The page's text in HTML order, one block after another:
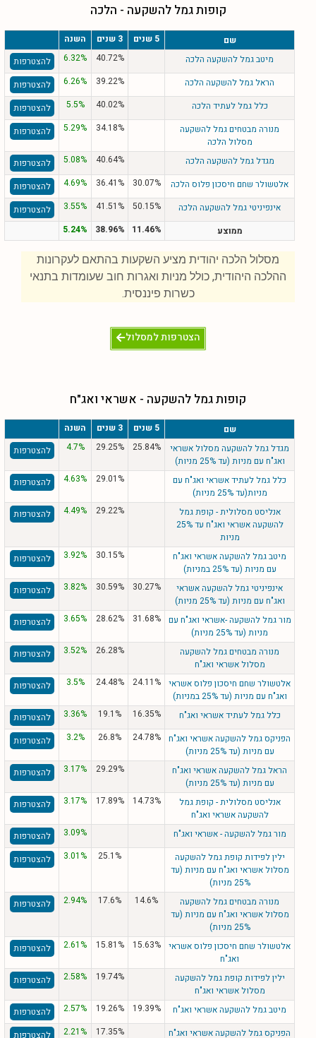
קופות גמל להשקעה - הלכה
שם 5 שנים 3 שנים
השנה
מיטב גמל להשקעה הלכה
40.72%
6.32%
להצטרפות
הראל גמל להשקעה הלכה
39.22%
6.26%
להצטרפות
כלל גמל לעתיד הלכה
40.02%
5.5%
להצטרפות
מנורה מבטחים גמל להשקעה
מסלול הלכה
34.18%
5.29% להצטרפות
מגדל גמל להשקעה הלכה 40.64%
5.08%
להצטרפות
אלטשולר שחם חיסכון פלוס הלכה
30.07%
36.41%
4.69%
להצטרפות
אינפיניטי גמל להשקעה הלכה
50.15%
41.51%
3.55%
להצטרפות
ממוצע
11.46%
38.96%
5.24%
מסלול הלכה יהודית מציע השקעות בהתאם לעקרונות
ההלכה היהודית, כולל מניות ואגרות חוב שעומדות בתנאי
כשרות פיננסית.
הצטרפות למסלול
קופות גמל להשקעה - אשראי ואג"ח
שם 5 שנים 3 שנים
השנה
מגדל גמל להשקעה מסלול אשראי
ואג"ח עם מניות (עד 25% מניות)
25.84%
29.25%
4.7% להצטרפות
כלל גמל לעתיד אשראי ואג"ח עם
מניות(עד 25% מניות)
29.01%
4.63% להצטרפות
אנליסט מסלולית - קופת גמל
להשקעה אשראי ואג"ח עד 25%
מניות
29.22%
4.49% להצטרפות
מיטב גמל להשקעה אשראי ואג"ח
עם מניות (עד 25% במניות)
30.15%
3.92% להצטרפות
אינפיניטי גמל להשקעה אשראי
ואג"ח עם מניות (עד 25% מניות)
30.27%
30.59%
3.82% להצטרפות
מור גמל להשקעה -אשראי ואג"ח עם
מניות (עד 25% מניות)
31.68%
28.62%
3.65% להצטרפות
מנורה מבטחים גמל להשקעה
מסלול אשראי ואג"ח
26.28%
3.52% להצטרפות
אלטשולר שחם חיסכון פלוס אשראי
ואג"ח עם מניות (עד 25% במניות)
24.11%
24.48%
3.5% להצטרפות
כלל גמל לעתיד אשראי ואג"ח 16.35%
19.1%
3.36%
להצטרפות
הפניקס גמל להשקעה אשראי ואג"ח
עם מניות (עד 25% מניות)
24.78%
26.8%
3.2% להצטרפות
הראל גמל להשקעה אשראי ואג"ח
עם מניות (עד 25% מניות)
29.29%
3.17% להצטרפות
אנליסט מסלולית - קופת גמל
להשקעה אשראי ואג"ח
14.73%
17.89%
3.17% להצטרפות
מור גמל להשקעה - אשראי ואג"ח 3.09%
להצטרפות
ילין לפידות קופת גמל להשקעה
מסלול אשראי ואג"ח עם מניות (עד
25% מניות)
25.1%
3.01% להצטרפות
מנורה מבטחים גמל להשקעה
מסלול אשראי ואג"ח עם מניות (עד
25% מניות)
14.6%
17.6%
2.94% להצטרפות
אלטשולר שחם חיסכון פלוס אשראי
ואג"ח
15.63%
15.81%
2.61% להצטרפות
ילין לפידות קופת גמל להשקעה
מסלול אשראי ואג"ח
19.74%
2.58% להצטרפות
מיטב גמל להשקעה אשראי ואג"ח 19.39%
19.26%
2.57%
להצטרפות
הפניקס גמל להשקעה אשראי ואג"ח
17.35%
2.21% להצטרפות